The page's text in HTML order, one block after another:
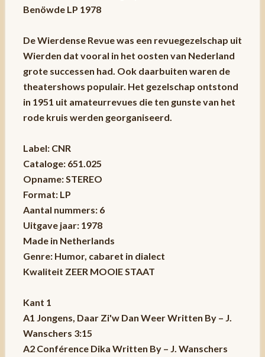
Benöwde LP 1978
De Wierdense Revue was een revuegezelschap uit
Wierden dat vooral in het oosten van Nederland
grote successen had. Ook daarbuiten waren de
theatershows populair. Het gezelschap ontstond
in 1951 uit amateurrevues die ten gunste van het
rode kruis werden georganiseerd.
Label: CNR
Cataloge: 651.025
Opname: STEREO
Format: LP
Aantal nummers: 6
Uitgave jaar: 1978
Made in Netherlands
Genre: Humor, cabaret in dialect
Kwaliteit ZEER MOOIE STAAT
Kant 1
A1 Jongens, Daar Zi'w Dan Weer Written By – J.
Wanschers 3:15
A2 Conférence Dika Written By – J. Wanschers